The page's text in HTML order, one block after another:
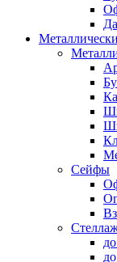
Сейфы